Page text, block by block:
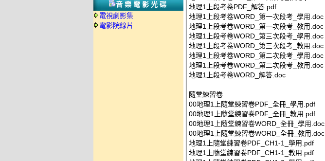
音樂電影光碟
電視劇影集
電影院線片
地理1上段考卷PDF_解答.pdf
地理1上段考卷WORD_第一次段考_學用.doc
地理1上段考卷WORD_第一次段考_教用.doc
地理1上段考卷WORD_第三次段考_學用.doc
地理1上段考卷WORD_第三次段考_教用.doc
地理1上段考卷WORD_第二次段考_學用.doc
地理1上段考卷WORD_第二次段考_教用.doc
地理1上段考卷WORD_解答.doc
隨堂練習卷
00地理1上隨堂練習卷PDF_全冊_學用.pdf
00地理1上隨堂練習卷PDF_全冊_教用.pdf
00地理1上隨堂練習卷WORD_全冊_學用.doc
00地理1上隨堂練習卷WORD_全冊_教用.doc
地理1上隨堂練習卷PDF_CH1-1_學用.pdf
地理1上隨堂練習卷PDF_CH1-1_教用.pdf